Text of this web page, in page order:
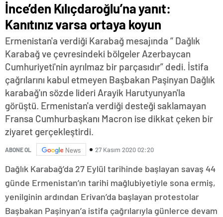
İnce’den Kılıçdaroğlu’na yanıt:
Kanıtınız varsa ortaya koyun
Ermenistan'a verdiği Karabağ mesajında “ Dağlık
Karabağ ve çevresindeki bölgeler Azerbaycan
Cumhuriyeti'nin ayrılmaz bir parçasıdır” dedi. İstifa
çağrılarını kabul etmeyen Başbakan Paşinyan Dağlık
karabağ'ın sözde lideri Arayik Harutyunyan'la
görüştü. Ermenistan'a verdiği desteği saklamayan
Fransa Cumhurbaşkanı Macron ise dikkat çeken bir
ziyaret gerçekleştirdi.
ABONE OL News 27 Kasım 2020 02:20
Dağlık Karabağ’da 27 Eylül tarihinde başlayan savaş 44
günde Ermenistan’ın tarihi mağlubiyetiyle sona ermiş,
yenilginin ardından Erivan’da başlayan protestolar
Başbakan Paşinyan’a istifa çağrılarıyla günlerce devam